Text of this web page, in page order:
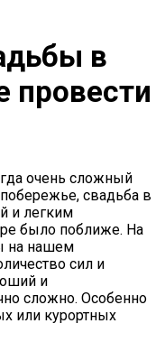
в
провести
очень сложный
свадьба в
и легким
было поближе. На
на нашем
сил и
и
сложно. Особенно
или курортных